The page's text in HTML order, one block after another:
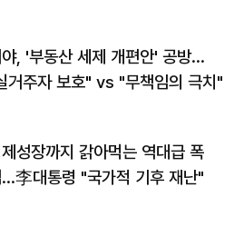
, '부동산 세제 개편안' 공방…
거주자 보호" vs "무책임의 극치"
성장까지 갉아먹는 역대급 폭
李대통령 "국가적 기후 재난"